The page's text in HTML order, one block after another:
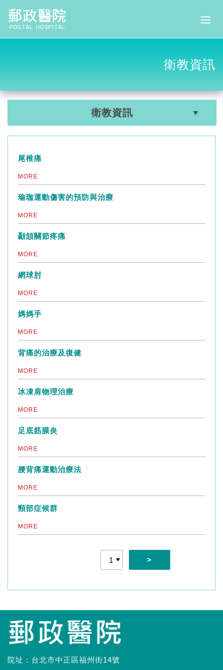
衛教資訊
衛教資訊
尾椎痛
MORE
瑜珈運動傷害的預防與治療
MORE
顳頷關節疼痛
MORE
網球肘
MORE
媽媽手
MORE
背痛的治療及復健
MORE
冰凍肩物理治療
MORE
足底筋膜炎
MORE
腰背痛運動治療法
MORE
頸部症候群
MORE
>
院址：台北市中正區福州街14號